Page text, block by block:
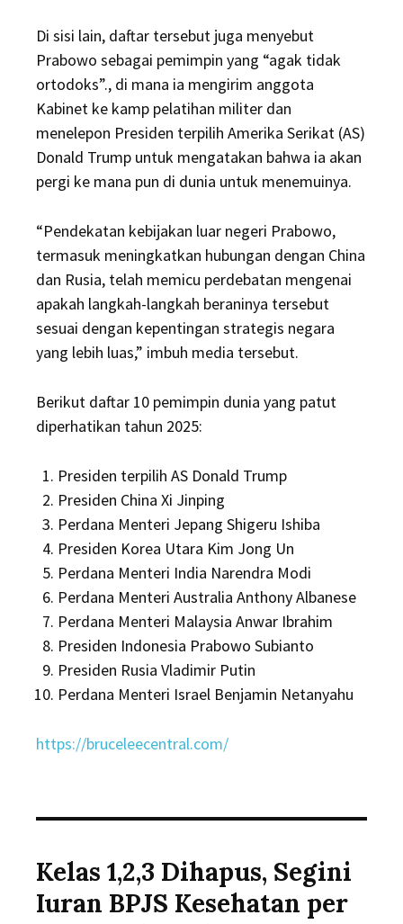
Di sisi lain, daftar tersebut juga menyebut
Prabowo sebagai pemimpin yang “agak tidak
ortodoks”., di mana ia mengirim anggota
Kabinet ke kamp pelatihan militer dan
menelepon Presiden terpilih Amerika Serikat (AS)
Donald Trump untuk mengatakan bahwa ia akan
pergi ke mana pun di dunia untuk menemuinya.
“Pendekatan kebijakan luar negeri Prabowo,
termasuk meningkatkan hubungan dengan China
dan Rusia, telah memicu perdebatan mengenai
apakah langkah-langkah beraninya tersebut
sesuai dengan kepentingan strategis negara
yang lebih luas,” imbuh media tersebut.
Berikut daftar 10 pemimpin dunia yang patut
diperhatikan tahun 2025:
Presiden terpilih AS Donald Trump
Presiden China Xi Jinping
Perdana Menteri Jepang Shigeru Ishiba
Presiden Korea Utara Kim Jong Un
Perdana Menteri India Narendra Modi
Perdana Menteri Australia Anthony Albanese
Perdana Menteri Malaysia Anwar Ibrahim
Presiden Indonesia Prabowo Subianto
Presiden Rusia Vladimir Putin
Perdana Menteri Israel Benjamin Netanyahu
https://bruceleecentral.com/
Kelas 1,2,3 Dihapus, Segini
Iuran BPJS Kesehatan per